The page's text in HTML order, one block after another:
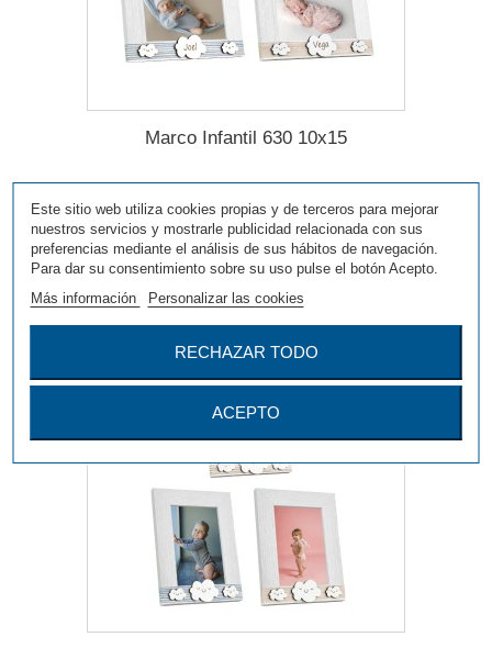
Este sitio web utiliza cookies propias y de terceros para mejorar
nuestros servicios y mostrarle publicidad relacionada con sus
preferencias mediante el análisis de sus hábitos de navegación.
Para dar su consentimiento sobre su uso pulse el botón Acepto.
Más información
Personalizar las cookies
RECHAZAR TODO
ACEPTO
Marco Infantil 630 10x15
Más
Agregar para comparar